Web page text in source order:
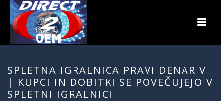
SPLETNA IGRALNICA PRAVI DENAR V
| KUPCI IN DOBITKI SE POVEČUJEJO V
SPLETNI IGRALNICI